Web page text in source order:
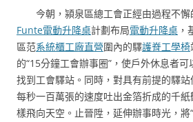
今朝，潁泉區總工會正經由過程不
Funte電動升降桌計劃布局電動升降桌 ，
區范系統櫃工廠直營圍內的驛護脊工學椅
的“15分鐘工會辦事圈”，使戶外休息者
找到工會驛站。同時，對具有前提的驛
每秒一百萬張的速度吐出金箔折成的千
樣飛向天空。止晉陞，延伸辦事時光，將